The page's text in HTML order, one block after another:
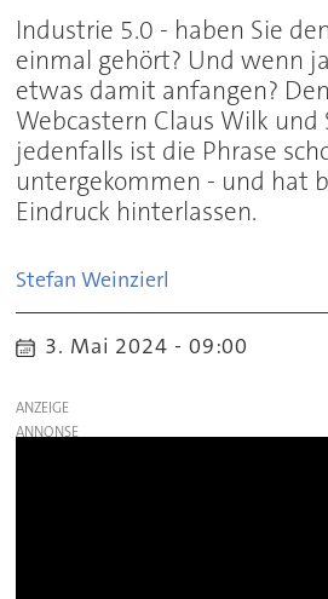
Industrie 5.0 - haben Sie
einmal gehört? Und wenn
etwas damit anfangen?
Webcastern Claus Wilk
jedenfalls ist die Phrase
untergekommen - und hat
Eindruck hinterlassen.
Stefan Weinzierl
3. Mai 2024 - 09:00
ANZEIGE